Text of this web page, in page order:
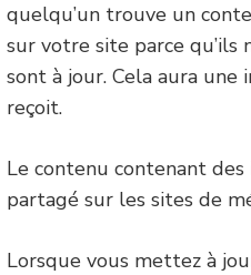
quelqu’un trouve un
sur votre site parce qu’ils
sont à jour. Cela aura
reçoit.
Le contenu contenant des
partagé sur les sites de
Lorsque vous mettez à